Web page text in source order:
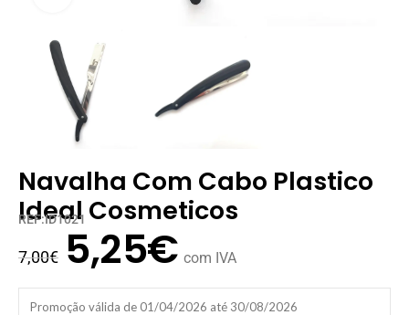
Navalha Com Cabo Plastico
Ideal Cosmeticos
REF:ID1021
7,00€ 5,25€ com IVA
Promoção válida de 01/04/2026 até 30/08/2026